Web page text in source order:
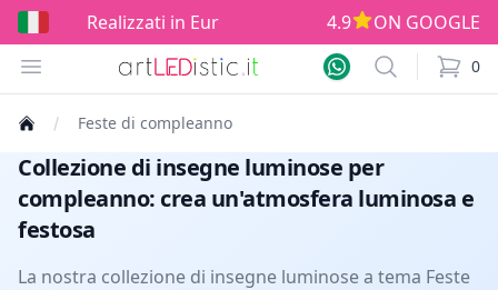
in Europe! 4.9
ON GOOGLE
Open menu
Search 0
items
Feste di compleanno
Collezione di insegne luminose per
compleanno: crea un'atmosfera luminosa e
festosa
La nostra collezione di insegne luminose a tema Feste